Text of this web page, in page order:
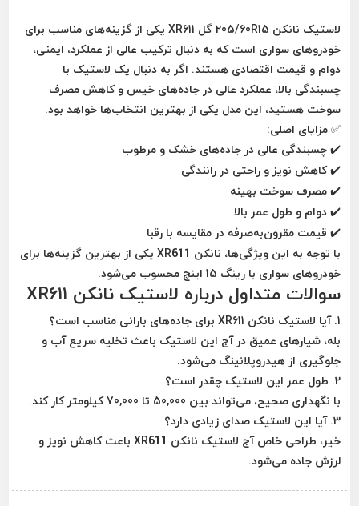
لاستیک نانکن 205/60R15 گل XR611
یکی از گزینه‌های مناسب برای
خودروهای سواری است که به دنبال ترکیب عالی از عملکرد، ایمنی،
دوام و قیمت اقتصادی هستند. اگر به دنبال یک لاستیک با
چسبندگی بالا، عملکرد عالی در جاده‌های خیس و کاهش مصرف
سوخت هستید، این مدل یکی از بهترین انتخاب‌ها خواهد بود.
✅مزایای اصلی:
✔️ چسبندگی عالی در جاده‌های خشک و مرطوب
✔️ کاهش نویز و راحتی در رانندگی
✔️ مصرف سوخت بهینه
✔️ دوام و طول عمر بالا
✔️ قیمت مقرون‌به‌صرفه در مقایسه با رقبا
با توجه به این ویژگی‌ها، نانکن XR611 یکی از بهترین گزینه‌ها برای
خودروهای سواری با رینگ 15 اینچ
محسوب می‌شود.
سوالات متداول درباره لاستیک نانکن XR611
1. آیا لاستیک نانکن XR611 برای جاده‌های بارانی مناسب است؟
بله، شیارهای عمیق در آج این لاستیک باعث تخلیه سریع آب و
جلوگیری ازهیدروپلانینگ می‌شود.
2. طول عمر این لاستیک چقدر است؟
با نگهداری صحیح، می‌تواند بین 50,000 تا 70,000 کیلومتر
کار کند.
3. آیا این لاستیک صدای زیادی دارد؟
خیر، طراحی خاص آج لاستیک نانکن XR611
باعث کاهش نویز و
لرزش جاده می‌شود.